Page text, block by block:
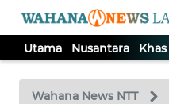
Utama Nusantara Khas
Wahana News NTT
TV
Tutup